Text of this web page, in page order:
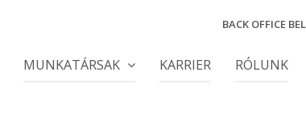
BACK OFFICE
MUNKATÁRSAK KARRIER RÓLUNK